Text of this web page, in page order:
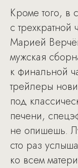
Кроме того, в
с
Марией
мужская
к финальной
трейлеры
под
печени,
не опишешь.
сто раз
ко всем